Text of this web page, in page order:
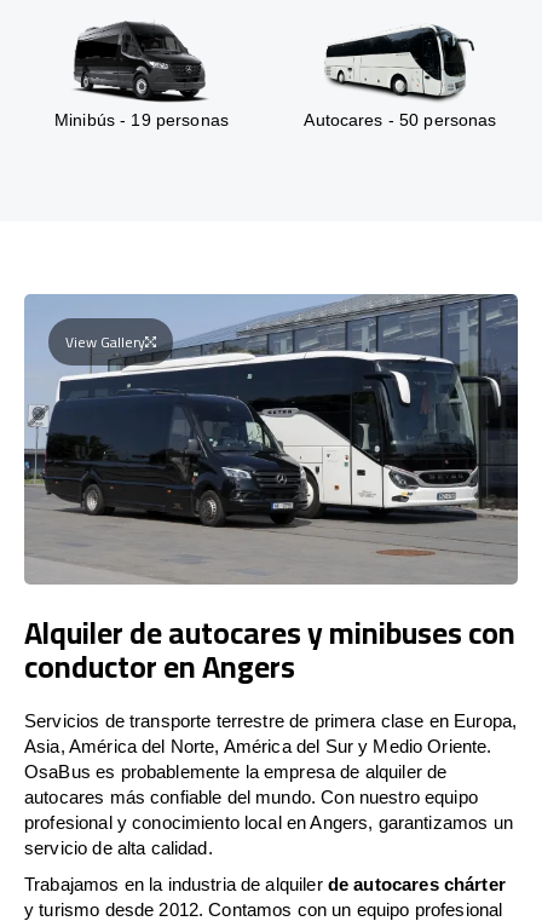
Minibús - 19 personas Autocares - 50 personas
View Gallery
Alquiler de autocares y minibuses con
conductor en Angers
Servicios de transporte terrestre de primera clase en Europa,
Asia, América del Norte, América del Sur y Medio Oriente.
OsaBus es probablemente la empresa de alquiler de
autocares más confiable del mundo. Con nuestro equipo
profesional y conocimiento local en Angers, garantizamos un
servicio de alta calidad.
Trabajamos en la industria de alquiler de autocares chárter
y turismo desde 2012. Contamos con un equipo profesional